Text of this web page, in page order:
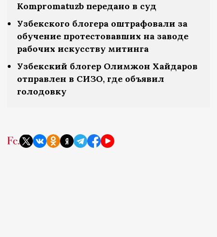
Kompromatuzb передано в суд
Узбекского блогера оштрафовали за
обучение протестовавших на заводе
рабочих искусству митинга
Узбекский блогер Олимжон Хайдаров
отправлен в СИЗО, где объявил
голодовку